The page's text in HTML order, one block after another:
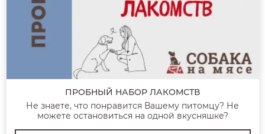
ПРОБНЫЙ НАБОР ЛАКОМСТВ
Не знаете, что понравится Вашему питомцу? Не
можете остановиться на одной вкусняшке?